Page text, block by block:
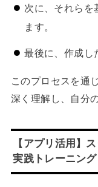
次に、それらを
ます。
最後に、作成し
このプロセスを通
深く理解し、自分
【アプリ活用】
実践トレーニング